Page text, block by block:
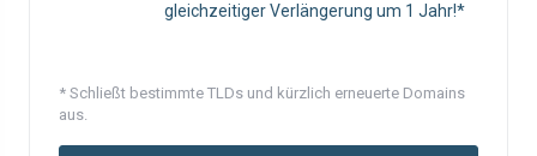
gleichzeitiger Verlängerung um 1 Jahr!*
* Schließt bestimmte TLDs und kürzlich erneuerte Domains
aus.